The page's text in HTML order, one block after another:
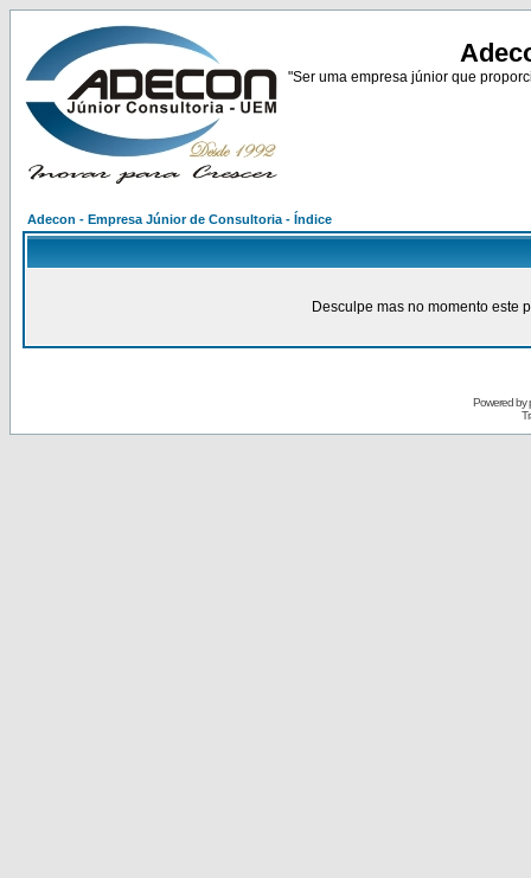
"Ser uma empresa júnior que
Adecon - Empresa Júnior de Consultoria - Índice
Desculpe mas no momento este
Powered by